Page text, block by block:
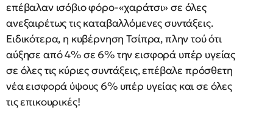
επέβαλαν ισόβιο φόρο-«χαράτσι» σε όλες
ανεξαιρέτως τις καταβαλλόμενες συντάξεις.
Ειδικότερα, η κυβέρνηση Τσίπρα, πλην τού ότι
αύξησε από 4% σε 6% την εισφορά υπέρ υγείας
σε όλες τις κύριες συντάξεις, επέβαλε πρόσθετη
νέα εισφορά ύψους 6% υπέρ υγείας και σε όλες
τις επικουρικές!